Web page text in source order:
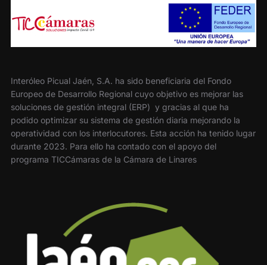
Interóleo Picual Jaén, S.A. ha sido beneficiaria del Fondo
Europeo de Desarrollo Regional cuyo objetivo es mejorar las
soluciones de gestión integral (ERP) y gracias al que ha
podido optimizar su sistema de gestión diaria mejorando la
operatividad con los interlocutores. Esta acción ha tenido lugar
durante 2023. Para ello ha contado con el apoyo del
programa TICCámaras de la Cámara de Linares